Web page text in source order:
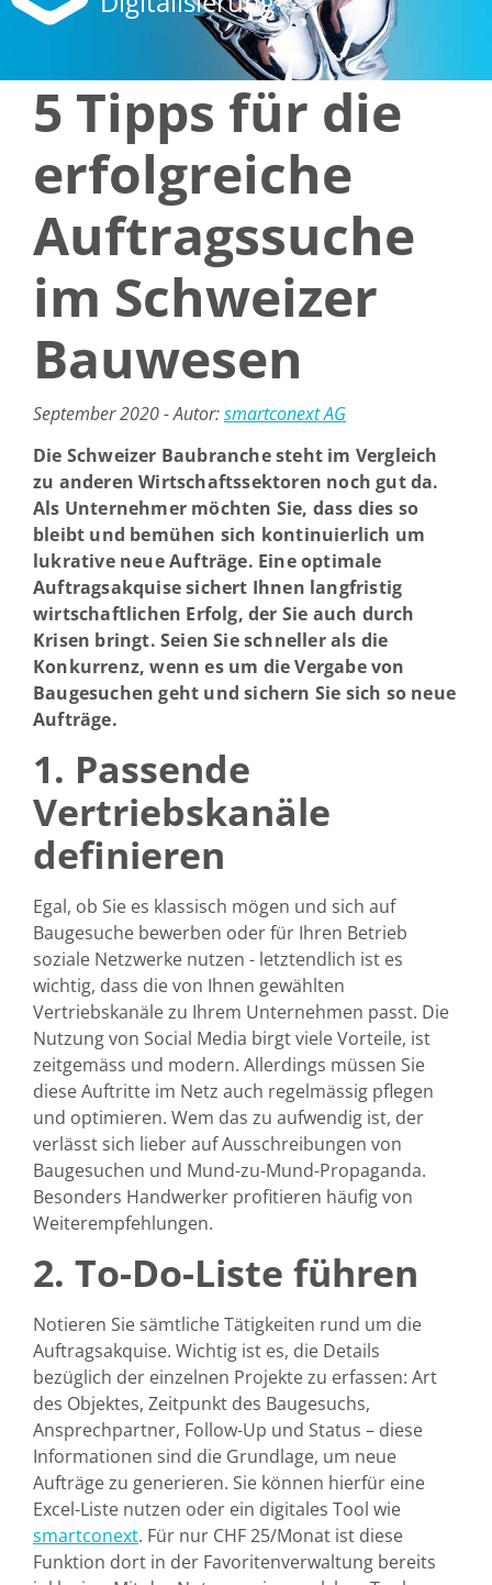
5 Tipps für die
erfolgreiche
Auftragssuche
im Schweizer
Bauwesen
September 2020 - Autor:smartconext AG
Die Schweizer Baubranche steht im Vergleich
zu anderen Wirtschaftssektoren noch gut da.
Als Unternehmer möchten Sie, dass dies so
bleibt und bemühen sich kontinuierlich um
lukrative neue Aufträge. Eine optimale
Auftragsakquise sichert Ihnen langfristig
wirtschaftlichen Erfolg, der Sie auch durch
Krisen bringt. Seien Sie schneller als die
Konkurrenz, wenn es um die Vergabe von
Baugesuchen geht und sichern Sie sich so neue
Aufträge.
1. Passende
Vertriebskanäle
definieren
Egal, ob Sie es klassisch mögen und sich auf
Baugesuche bewerben oder für Ihren Betrieb
soziale Netzwerke nutzen - letztendlich ist es
wichtig, dass die von Ihnen gewählten
Vertriebskanäle zu Ihrem Unternehmen passt. Die
Nutzung von Social Media birgt viele Vorteile, ist
zeitgemäss und modern. Allerdings müssen Sie
diese Auftritte im Netz auch regelmässig pflegen
und optimieren. Wem das zu aufwendig ist, der
verlässt sich lieber auf Ausschreibungen von
Baugesuchen und Mund-zu-Mund-Propaganda.
Besonders Handwerker profitieren häufig von
Weiterempfehlungen.
2. To-Do-Liste führen
Notieren Sie sämtliche Tätigkeiten rund um die
Auftragsakquise. Wichtig ist es, die Details
bezüglich der einzelnen Projekte zu erfassen: Art
des Objektes, Zeitpunkt des Baugesuchs,
Ansprechpartner, Follow-Up und Status – diese
Informationen sind die Grundlage, um neue
Aufträge zu generieren. Sie können hierfür eine
Excel-Liste nutzen oder ein digitales Tool wie
smartconext. Für nur CHF 25/Monat ist diese
Funktion dort in der Favoritenverwaltung bereits